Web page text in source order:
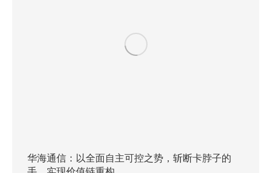
华海通信：以全面自主可控之势，斩断卡脖子的